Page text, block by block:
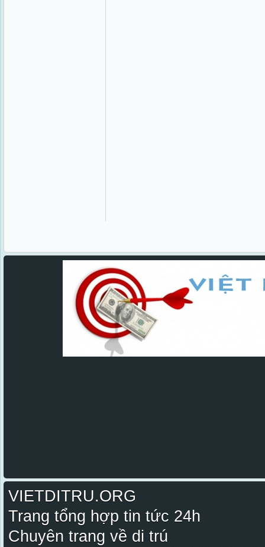
VIETDITRU.ORG
Trang tổng hợp tin tức 24h
Chuyên trang về di trú